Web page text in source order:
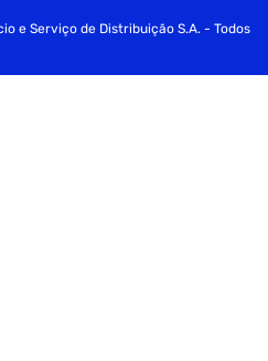
e Serviço de Distribuição S.A. - Todos